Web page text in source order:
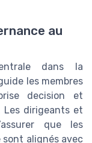
au
dans la
les membres
decision et
Les dirigeants et
que les
alignés avec